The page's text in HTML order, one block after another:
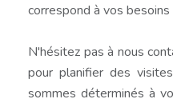
correspond à vos
N'hésitez pas à nous
pour planifier des
sommes déterminés à